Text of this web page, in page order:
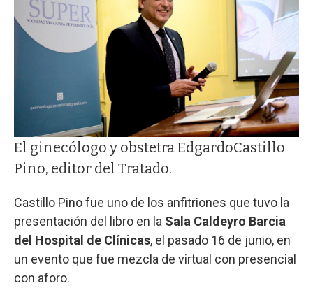
El ginecólogo y obstetra EdgardoCastillo
Pino, editor del Tratado.
Castillo Pino fue uno de los anfitriones que tuvo la
presentación del libro en la Sala Caldeyro Barcia
del Hospital de Clínicas, el pasado 16 de junio, en
un evento que fue mezcla de virtual con presencial
con aforo.